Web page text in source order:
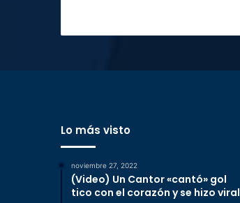
Lo más visto
noviembre 27, 2022
(Video) Un Cantor «cantó» gol
tico con el corazón y se hizo viral